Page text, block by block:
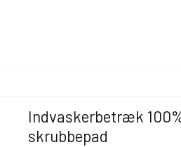
Indvaskerbetræk
skrubbepad